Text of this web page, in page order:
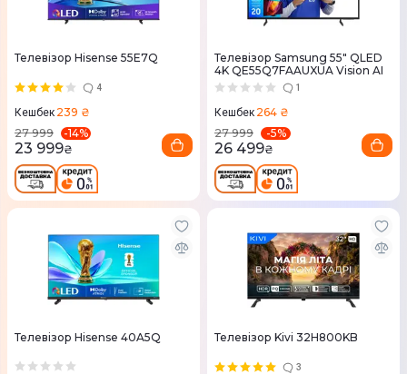
Телевізор Hisense 55E7Q
4
Кешбек 239 ₴
27 999
-14%
23 999₴
Телевізор Samsung 55" QLED
4K QE55Q7FAAUXUA Vision AI
1
Кешбек 264 ₴
27 999
-5%
26 499₴
Телевізор Hisense 40A5Q Телевізор Kivi 32H800KB
3